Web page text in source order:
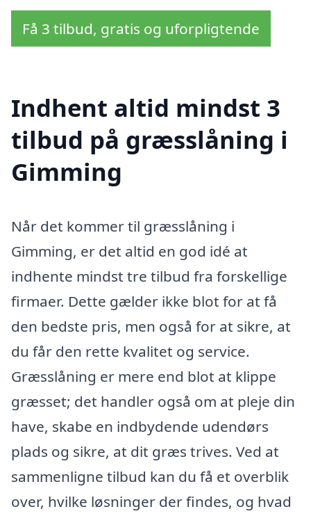
Få 3 tilbud, gratis og uforpligtende
Indhent altid mindst 3
tilbud på græsslåning i
Gimming
Når det kommer til græsslåning i
Gimming, er det altid en god idé at
indhente mindst tre tilbud fra forskellige
firmaer. Dette gælder ikke blot for at få
den bedste pris, men også for at sikre, at
du får den rette kvalitet og service.
Græsslåning er mere end blot at klippe
græsset; det handler også om at pleje din
have, skabe en indbydende udendørs
plads og sikre, at dit græs trives. Ved at
sammenligne tilbud kan du få et overblik
over, hvilke løsninger der findes, og hvad